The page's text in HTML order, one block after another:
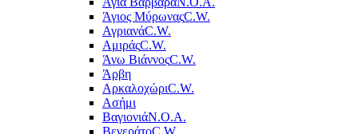
Άγιος ΜύρωναςC.W.
ΑγριανάC.W.
ΑμιράςC.W.
Άνω ΒιάννοςC.W.
Άρβη
ΑρκαλοχώριC.W.
Ασήμι
ΒαγιονιάΝ.Ο.Α.
ΒενεράτοC.W.